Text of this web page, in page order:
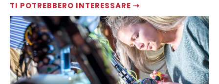
TI POTREBBERO INTERESSARE ⇢